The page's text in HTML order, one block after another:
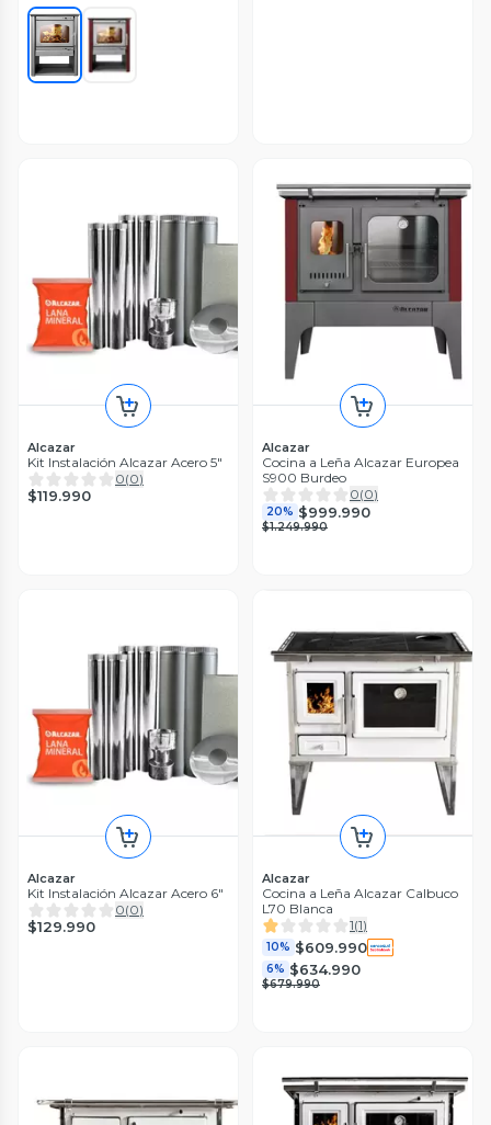
Alcazar
Kit Instalación Alcazar Acero 5"
0(0)
$119.990
Alcazar
Cocina a Leña Alcazar Europea
S900 Burdeo
0(0)
20% $999.990
$1.249.990
Alcazar
Kit Instalación Alcazar Acero 6"
0(0)
$129.990
Alcazar
Cocina a Leña Alcazar Calbuco
L70 Blanca
1(1)
10% $609.990
6% $634.990
$679.990